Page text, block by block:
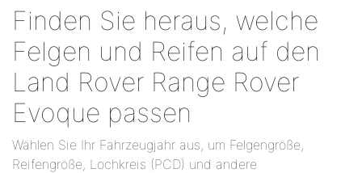
Finden Sie heraus, welche
Felgen und Reifen auf den
Land Rover Range Rover
Evoque passen
Wählen Sie Ihr Fahrzeugjahr aus, um Felgengröße,
Reifengröße, Lochkreis (PCD) und andere